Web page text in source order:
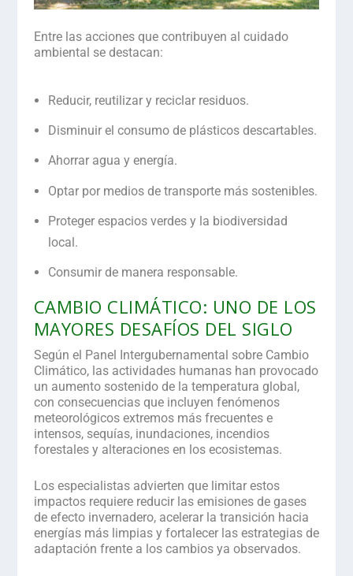
Entre las accionesque contribuyen al cuidado
ambiental se destacan:
Reducir, reutilizar y reciclar residuos.
Disminuir el consumo de plásticos descartables.
Ahorrar agua y energía.
Optar por medios de transporte más sostenibles.
Proteger espacios verdes y la biodiversidad
local.
Consumir de manera responsable.
CAMBIO CLIMÁTICO: UNO DE LOS
MAYORES DESAFÍOS DEL SIGLO
Según el Panel Intergubernamental sobre Cambio
Climático, las actividades humanas han provocado
un aumento sostenido de la temperatura global,
con consecuencias que incluyen fenómenos
meteorológicos extremos más frecuentes e
intensos, sequías, inundaciones, incendios
forestales y alteraciones en los ecosistemas.
Los especialistas advierten que limitar estos
impactos requiere reducir las emisiones de gases
de efecto invernadero, acelerar la transición hacia
energías más limpias y fortalecer las estrategias de
adaptación frente a los cambios ya observados.